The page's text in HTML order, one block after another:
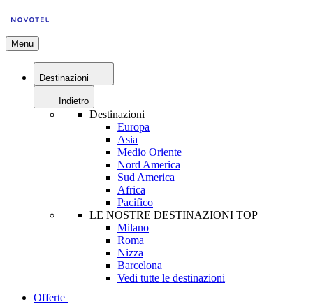
Menu
Destinazioni
Indietro
Destinazioni
Europa
Asia
Medio Oriente
Nord America
Sud America
Africa
Pacifico
LE NOSTRE DESTINAZIONI TOP
Milano
Roma
Nizza
Barcelona
Vedi tutte le destinazioni
Offerte